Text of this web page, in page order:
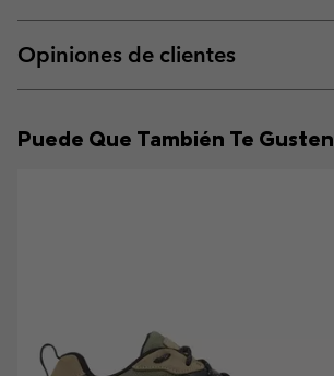
Opiniones de clientes
Puede Que También Te Gusten